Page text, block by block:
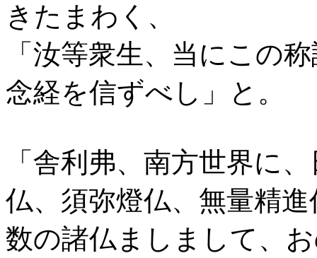
きたまわく、
「汝等衆生、当にこの
念経を信ずべし」と。
「舎利弗、南方世界に
仏、須弥燈仏、無量精
数の諸仏ましまして、